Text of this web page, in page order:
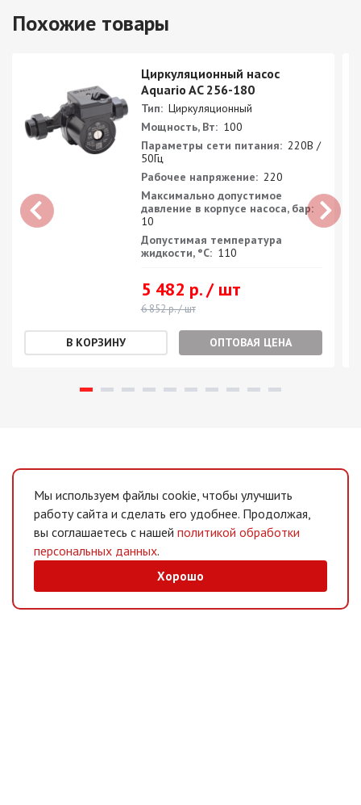
Похожие товары
Циркуляционный насос
Aquario AC 256-180
Тип: Циркуляционный
Мощность, Вт: 100
Параметры сети питания: 220В /
50Гц
Рабочее напряжение: 220
Максимально допустимое
давление в корпусе насоса, бар:
10
Допустимая температура
жидкости, °С: 110
5 482 р. / шт
6 852 р. / шт
ОПТОВАЯ ЦЕНА
Мы используем файлы cookie, чтобы улучшить
работу сайта и сделать его удобнее. Продолжая,
вы соглашаетесь с нашей политикой обработки
персональных данных.
Хорошо